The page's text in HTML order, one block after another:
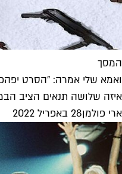
המסך
ואמא שלי אמרה: "הסרט
איזה שלושה תנאים הציב
ארי פולמן28 באפריל 2022